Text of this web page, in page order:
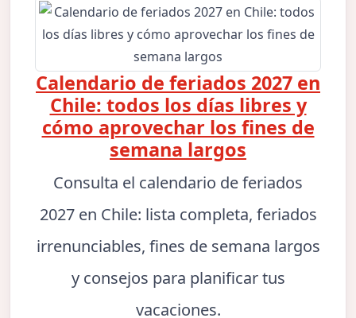
Calendario de feriados 2027 en
Chile: todos los días libres y
cómo aprovechar los fines de
semana largos
Consulta el calendario de feriados
2027 en Chile: lista completa, feriados
irrenunciables, fines de semana largos
y consejos para planificar tus
vacaciones.